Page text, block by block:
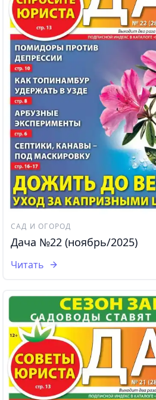
САД И ОГОРОД
Дача №22 (ноябрь/2025)
Читать